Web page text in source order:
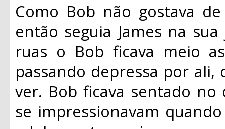
Como Bob não gostava
então seguia James na
ruas o Bob ficava meio
passando depressa por
ver. Bob ficava sentado
se impressionavam